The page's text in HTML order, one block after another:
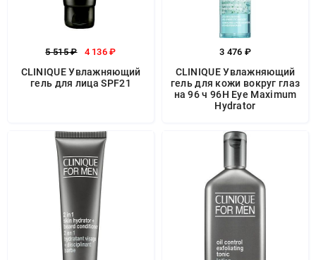
5 515 ₽ 4 136 ₽
CLINIQUE Увлажняющий
гель для лица SPF21
3 476 ₽
CLINIQUE Увлажняющий
гель для кожи вокруг глаз
на 96 ч 96Н Eye Maximum
Hydrator